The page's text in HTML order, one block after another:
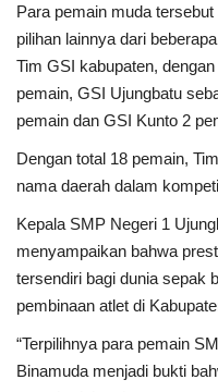
Para pemain muda
pilihan lainnya dari
Tim GSI kabupaten,
pemain, GSI Ujungbatu
pemain dan GSI Kunto 2
Dengan total 18 pemain,
nama daerah dalam
Kepala SMP Negeri 1
menyampaikan bahwa
tersendiri bagi dunia sepak
pembinaan atlet di
“Terpilihnya para pemain
Binamuda menjadi bukti